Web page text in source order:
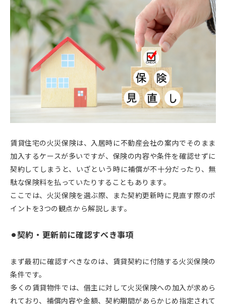
賃貸住宅の火災保険は、入居時に不動産会社の案内でそのまま
加入するケースが多いですが、保険の内容や条件を確認せずに
契約してしまうと、いざという時に補償が不十分だったり、無
駄な保険料を払っていたりすることもあります。
ここでは、火災保険を選ぶ際、また契約更新時に見直す際のポ
イントを3つの観点から解説します。
⚫︎契約・更新前に確認すべき事項
まず最初に確認すべきなのは、賃貸契約に付随する火災保険の
条件です。
多くの賃貸物件では、借主に対して火災保険への加入が求めら
れており、補償内容や金額、契約期間があらかじめ指定されて